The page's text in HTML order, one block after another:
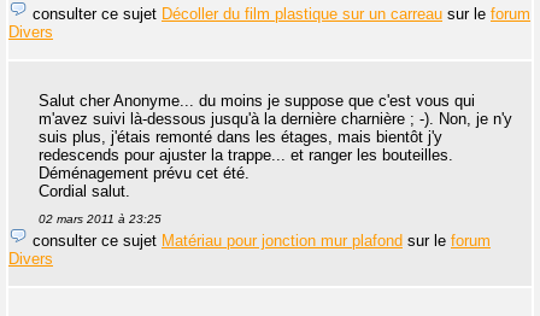
consulter ce sujet Décoller du film plastique sur un carreau sur le forum
Divers
Salut cher Anonyme... du moins je suppose que c'est vous qui
m'avez suivi là-dessous jusqu'à la dernière charnière ; -). Non, je n'y
suis plus, j'étais remonté dans les étages, mais bientôt j'y
redescends pour ajuster la trappe... et ranger les bouteilles.
Déménagement prévu cet été.
Cordial salut.
02 mars 2011 à 23:25
consulter ce sujet Matériau pour jonction mur plafond sur le forum
Divers